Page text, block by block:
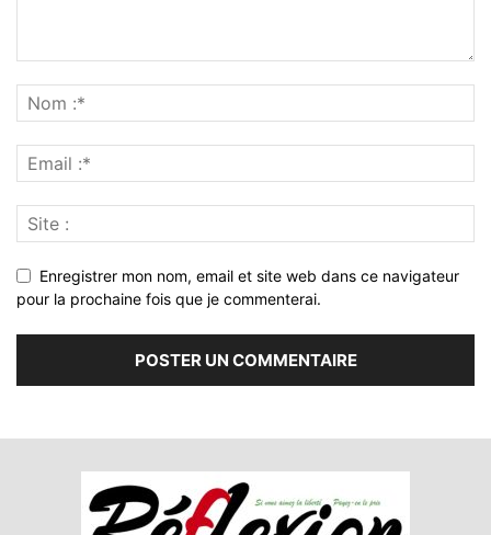
Enregistrer mon nom, email et site web dans ce navigateur
pour la prochaine fois que je commenterai.